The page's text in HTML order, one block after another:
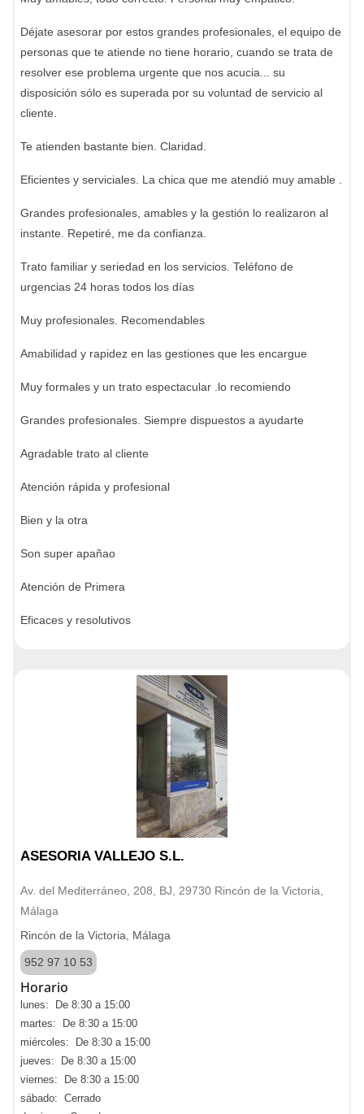
Déjate asesorar por estos grandes profesionales, el equipo de
personas que te atiende no tiene horario, cuando se trata de
resolver ese problema urgente que nos acucia... su
disposición sólo es superada por su voluntad de servicio al
cliente.
Te atienden bastante bien. Claridad.
Eficientes y serviciales. La chica que me atendió muy amable .
Grandes profesionales, amables y la gestión lo realizaron al
instante. Repetiré, me da confianza.
Trato familiar y seriedad en los servicios. Teléfono de
urgencias 24 horas todos los días
Muy profesionales. Recomendables
Amabilidad y rapidez en las gestiones que les encargue
Muy formales y un trato espectacular .lo recomiendo
Grandes profesionales. Siempre dispuestos a ayudarte
Agradable trato al cliente
Atención rápida y profesional
Bien y la otra
Son super apañao
Atención de Primera
Eficaces y resolutivos
ASESORIA VALLEJO S.L.
Av. del Mediterráneo, 208, BJ, 29730 Rincón de la Victoria,
Málaga
Rincón de la Victoria, Málaga
952 97 10 53
Horario
lunes: De 8:30 a 15:00
martes: De 8:30 a 15:00
miércoles: De 8:30 a 15:00
jueves: De 8:30 a 15:00
viernes: De 8:30 a 15:00
sábado: Cerrado